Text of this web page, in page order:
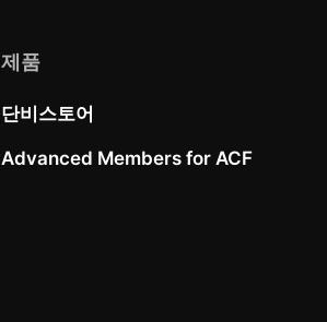
제품
단비스토어
Advanced Members for ACF